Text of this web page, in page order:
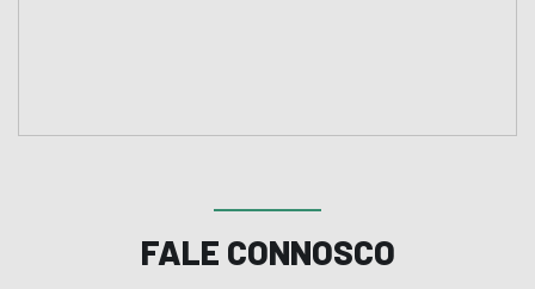
FALE CONNOSCO